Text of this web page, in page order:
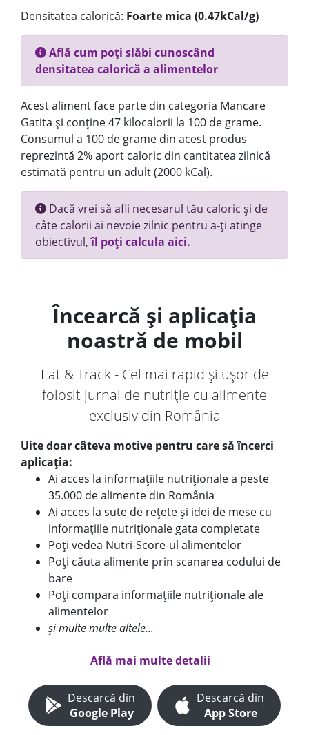
Densitatea calorică: Foarte mica (0.47kCal/g)
Află cum poți slăbi cunoscând
densitatea calorică a alimentelor
Acest aliment face parte din categoria Mancare
Gatita și conține 47 kilocalorii la 100 de grame.
Consumul a 100 de grame din acest produs
reprezintă 2% aport caloric din cantitatea zilnică
estimată pentru un adult (2000 kCal).
Dacă vrei să afli necesarul tău caloric și de
câte calorii ai nevoie zilnic pentru a-ți atinge
obiectivul,îl poți calcula aici.
Încearcă și aplicația
noastră de mobil
Eat & Track - Cel mai rapid și ușor de
folosit jurnal de nutriție cu alimente
exclusiv din România
Uite doar câteva motive pentru care să încerci
aplicația:
Ai acces la informațiile nutriționale a peste
35.000 de alimente din România
Ai acces la sute de rețete și idei de mese cu
informațiile nutriționale gata completate
Poți vedea Nutri-Score-ul alimentelor
Poți căuta alimente prin scanarea codului de
bare
Poți compara informațiile nutriționale ale
alimentelor
și multe multe altele...
Află mai multe detalii
Descarcă din
Google Play
Descarcă din
App Store